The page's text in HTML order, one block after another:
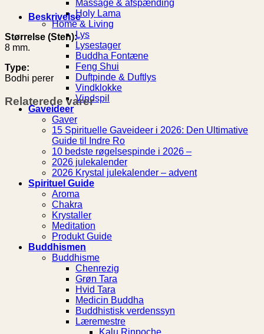
Massage & afspænding
Holy Lama
Home & Living
Lys
Lysestager
Buddha Fontæne
Feng Shui
Duftpinde & Duftlys
Vindklokke
Vindspil
Gaveideer
Gaver
15 Spirituelle Gaveideer i 2026: Den Ultimative
Guide til Indre Ro
10 bedste røgelsespinde i 2026 –
2026 julekalender
2026 Krystal julekalender – advent
Spirituel Guide
Aroma
Chakra
Krystaller
Meditation
Produkt Guide
Buddhismen
Buddhisme
Chenrezig
Grøn Tara
Hvid Tara
Medicin Buddha
Buddhistisk verdenssyn
Læremestre
Kalu Rinpoche
Beskrivelse
Størrelse (Sten):
8 mm.
Type:
Bodhi perer
Relaterede varer